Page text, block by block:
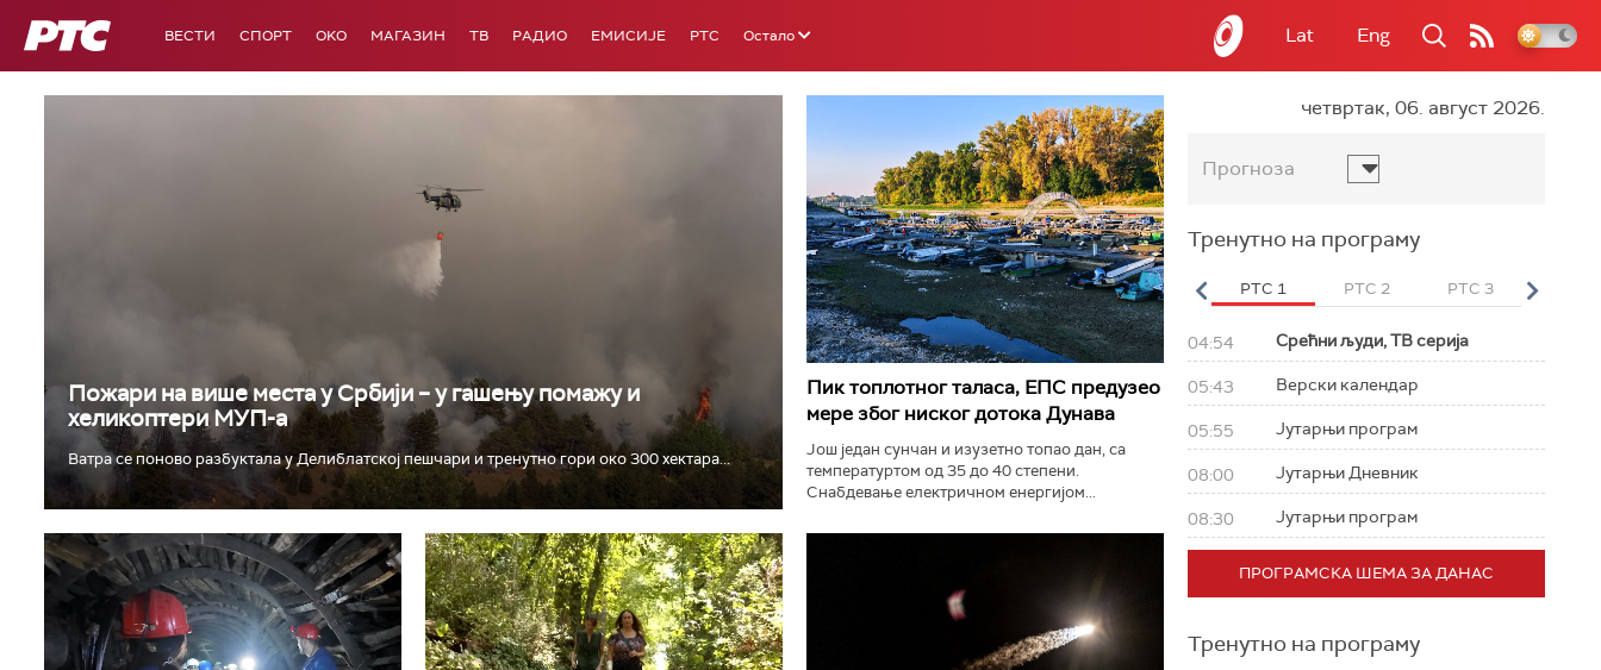
РТС ВЕСТИ СПОРТ OKO МАГАЗИН ТВ РАДИО ЕМИСИЈЕ РТС Остало Lat Eng
Пожари на више места у Србији – у гашењу помажу и
хеликоптери МУП-а
Ватра се поново разбуктала у Делиблатској пешчари и тренутно гори око 300 хектара...
Пик топлотног таласа, ЕПС предузео
мере због ниског дотока Дунава
Још један сунчан и изузетно топао дан, са
температуртом од 35 до 40 степени.
Снабдевање електричном енергијом...
четвртак, 06. август 2026.
Прогноза
Тренутно на програму
РТС 3 РТС Свет РТС HD РТС 1 РТС 2 РТС 3 РТС
04:54 Срећни људи, ТВ серија
05:43 Верски календар
05:55 Јутарњи програм
08:00 Јутарњи Дневник
08:30 Јутарњи програм
ПРОГРАМСКА ШЕМА ЗА ДАНАС
Тренутно на програму